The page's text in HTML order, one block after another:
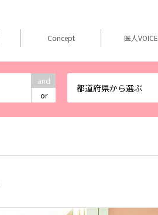
and
or
都道府県から選ぶ
Concept 医人VOICE